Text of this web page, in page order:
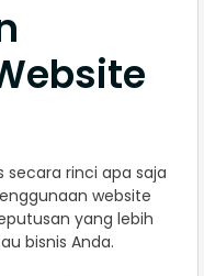
secara rinci apa saja
website
yang lebih
bisnis Anda.